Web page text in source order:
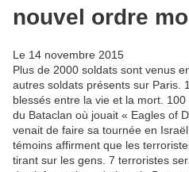
nouvel ordre
Le 14 novembre 2015
Plus de 2000 soldats sont venus
autres soldats présents sur Paris.
blessés entre la vie et la mort.
du Bataclan où jouait « Eagles of
venait de faire sa tournée en
témoins affirment que les
tirant sur les gens. 7 terroristes